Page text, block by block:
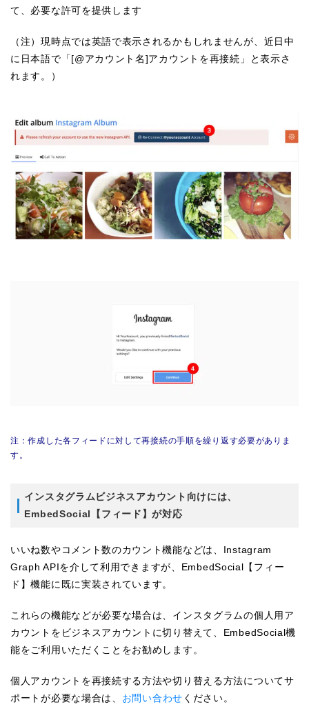
て、必要な許可を提供します
（注）現時点では英語で表示されるかもしれませんが、近日中
に日本語で「[@アカウント名]アカウントを再接続」と表示さ
れます。）​​​​​​​
注：作成した各フィードに対して再接続の手順を繰り返す必要がありま
す。
インスタグラムビジネスアカウント向けには、
EmbedSocial【フィード】が対応
いいね数やコメント数のカウント機能などは、Instagram
Graph APIを介して利用できますが、EmbedSocial【フィー
ド】機能に既に実装されています。
これらの機能などが必要な場合は、インスタグラムの個人用ア
カウントをビジネスアカウントに切り替えて、EmbedSocial機
能をご利用いただくことをお勧めします。
個人アカウントを再接続する方法や切り替える方法についてサ
ポートが必要な場合は、 お問い合わせ ください。